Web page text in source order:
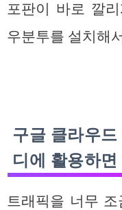
포판이 바로 깔
우분투를 설치해
구글 클라우
디에 활용하
트래픽을 너무